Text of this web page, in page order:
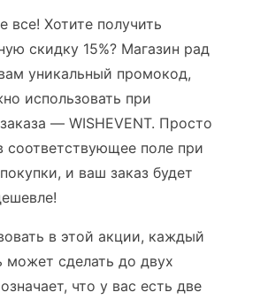
все! Хотите получить
скидку 15%? Магазин рад
уникальный промокод,
использовать при
— WISHEVENT. Просто
соответствующее поле при
и ваш заказ будет
в этой акции, каждый
может сделать до двух
что у вас есть две